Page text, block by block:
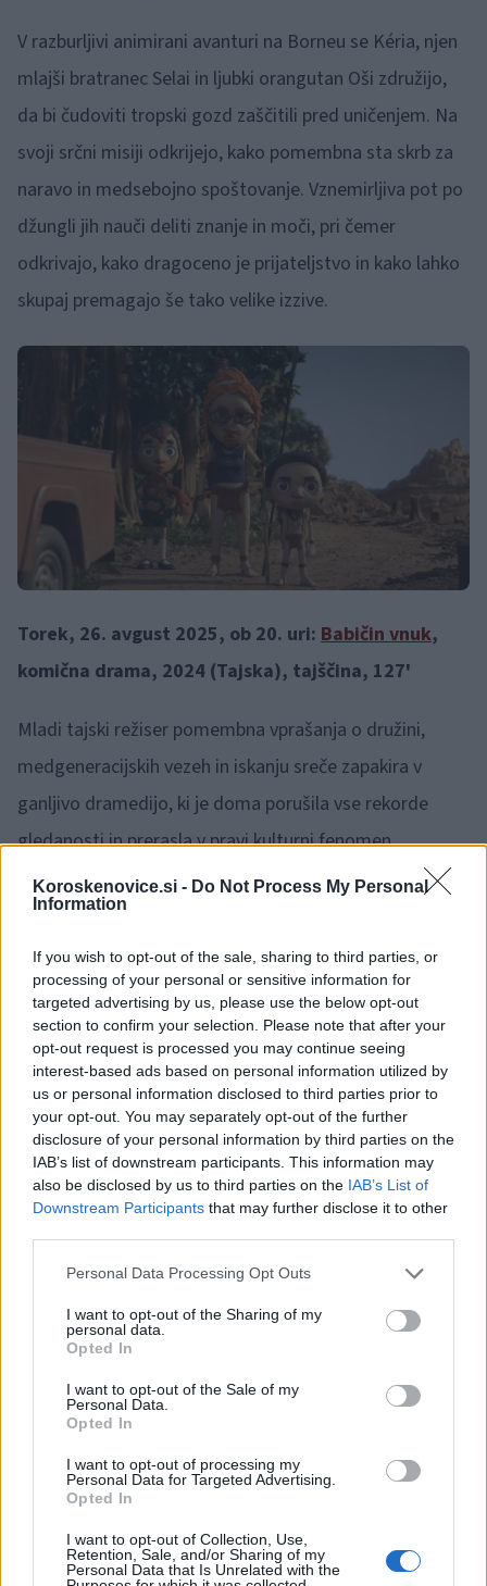
Koroskenovice.si - Do Not Process My Personal
Information
If you wish to opt-out of the sale, sharing to third parties, or
processing of your personal or sensitive information for
targeted advertising by us, please use the below opt-out
section to confirm your selection. Please note that after your
opt-out request is processed you may continue seeing
interest-based ads based on personal information utilized by
us or personal information disclosed to third parties prior to
your opt-out. You may separately opt-out of the further
disclosure of your personal information by third parties on the
IAB’s list of downstream participants. This information may
also be disclosed by us to third parties on the IAB’s List of
Downstream Participants that may further disclose it to other
Please note that this website/app uses one or more Google
not limited to your visit or usage behaviour. You may click to
grant or deny consent to Google and its third-party tags to
use your data for below specified purposes in below Google
consent section.
Personal Data Processing Opt Outs
I want to opt-out of the Sharing of my
personal data.
Opted In
I want to opt-out of the Sale of my
Personal Data.
Opted In
I want to opt-out of processing my
Personal Data for Targeted Advertising.
Opted In
I want to opt-out of Collection, Use,
Retention, Sale, and/or Sharing of my
Personal Data that Is Unrelated with the
V razburljivi animirani avanturi na Borneu se Kéria, njen
mlajši bratranec Selai in ljubki orangutan Oši združijo,
da bi čudoviti tropski gozd zaščitili pred uničenjem. Na
svoji srčni misiji odkrijejo, kako pomembna sta skrb za
naravo in medsebojno spoštovanje. Vznemirljiva pot po
džungli jih nauči deliti znanje in moči, pri čemer
odkrivajo, kako dragoceno je prijateljstvo in kako lahko
skupaj premagajo še tako velike izzive.
Torek, 26. avgust 2025, ob 20. uri: Babičin vnuk,
komična drama, 2024 (Tajska), tajščina, 127'
Mladi tajski režiser pomembna vprašanja o družini,
medgeneracijskih vezeh in iskanju sreče zapakira v
ganljivo dramedijo, ki je doma porušila vse rekorde
gledanosti in prerasla v pravi kulturni fenomen.
Pripeljite babico in ne pozabite na robčke!
Ko babici Amah postavijo diagnozo neozdravljive
bolezni, mladi M zasluti priložnost: v upanju, da bo
njegova predanost nagrajena, prevzame skrb zanjo.
Toda izkaže se, da starke ne bo tako lahko zadovoljiti.
Za nameček M ni edini, ki se poteguje za njeno
dediščino. Čas pa se izteka …
Več o programu Kulturnega doma Slovenj Gradec, kino
sporedu in ostalih dogodkih v mesecu avgustu boste
našli natej povezavi.